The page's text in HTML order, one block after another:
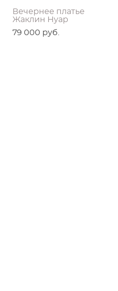
Вечернее платье
Жаклин Нуар
79 000 pуб.